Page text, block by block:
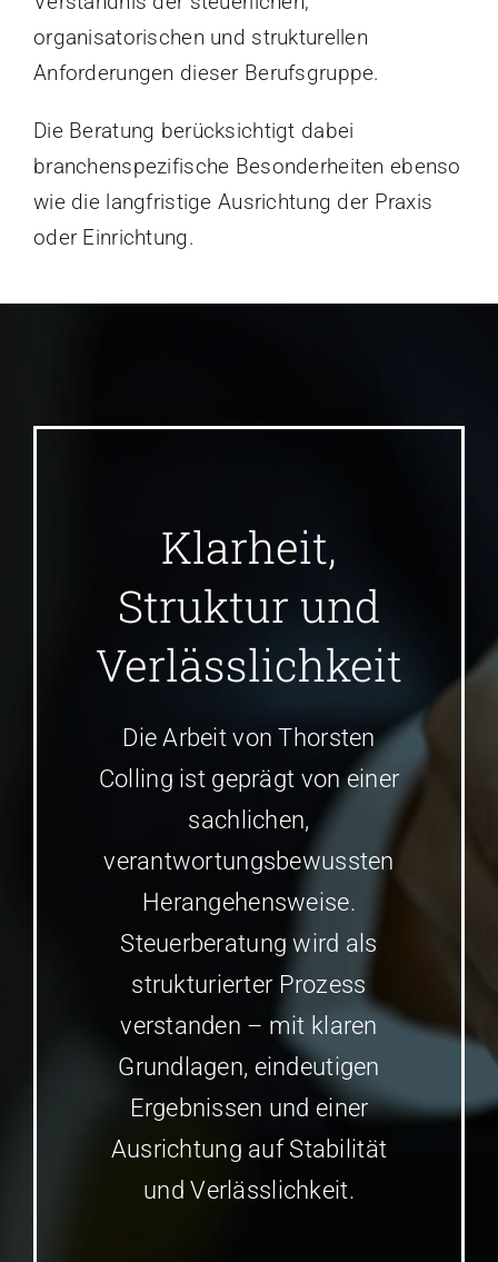
organisatorischen und strukturellen
Anforderungen dieser Berufsgruppe.
Die Beratung berücksichtigt dabei
branchenspezifische Besonderheiten ebenso
wie die langfristige Ausrichtung der Praxis
oder Einrichtung.
Klarheit,
Struktur und
Verlässlichkeit
Die Arbeit von Thorsten
Colling ist geprägt von einer
sachlichen,
verantwortungsbewussten
Herangehensweise.
Steuerberatung wird als
strukturierter Prozess
verstanden – mit klaren
Grundlagen, eindeutigen
Ergebnissen und einer
Ausrichtung auf Stabilität
und Verlässlichkeit.